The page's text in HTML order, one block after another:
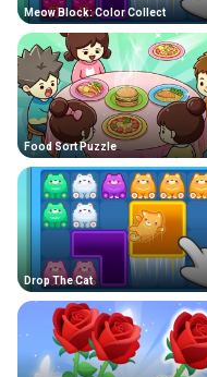
Meow Block: Color Collect
Food Sort Puzzle
Drop The Cat